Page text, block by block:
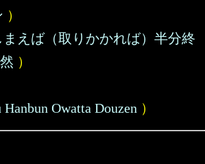
）
えば（取りかかれば）半分終
）
Owatta Douzen ）